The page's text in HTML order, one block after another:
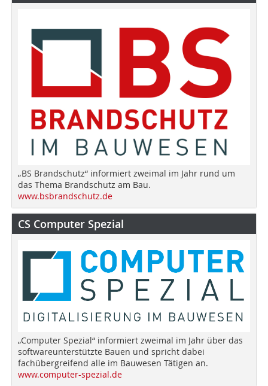
„BS Brandschutz“ informiert zweimal im Jahr rund um
das Thema Brandschutz am Bau.
www.bsbrandschutz.de
CS Computer Spezial
„Computer Spezial“ informiert zweimal im Jahr über das
softwareunterstützte Bauen und spricht dabei
fachübergreifend alle im Bauwesen Tätigen an.
www.computer-spezial.de